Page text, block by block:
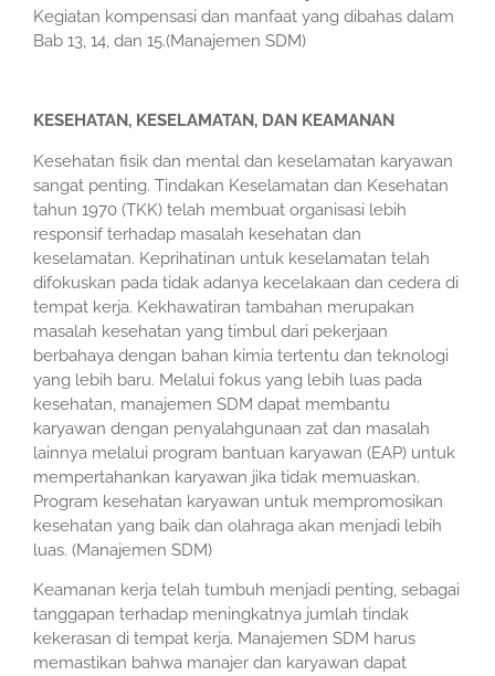
Kegiatan kompensasi dan manfaat yang dibahas dalam
Bab 13, 14, dan 15.(Manajemen SDM)
KESEHATAN, KESELAMATAN, DAN KEAMANAN
Kesehatan fisik dan mental dan keselamatan karyawan
sangat penting. Tindakan Keselamatan dan Kesehatan
tahun 1970 (TKK) telah membuat organisasi lebih
responsif terhadap masalah kesehatan dan
keselamatan. Keprihatinan untuk keselamatan telah
difokuskan pada tidak adanya kecelakaan dan cedera di
tempat kerja. Kekhawatiran tambahan merupakan
masalah kesehatan yang timbul dari pekerjaan
berbahaya dengan bahan kimia tertentu dan teknologi
yang lebih baru. Melalui fokus yang lebih luas pada
kesehatan, manajemen SDM dapat membantu
karyawan dengan penyalahgunaan zat dan masalah
lainnya melalui program bantuan karyawan (EAP) untuk
mempertahankan karyawan jika tidak memuaskan.
Program kesehatan karyawan untuk mempromosikan
kesehatan yang baik dan olahraga akan menjadi lebih
luas. (Manajemen SDM)
Keamanan kerja telah tumbuh menjadi penting, sebagai
tanggapan terhadap meningkatnya jumlah tindak
kekerasan di tempat kerja. Manajemen SDM harus
memastikan bahwa manajer dan karyawan dapat